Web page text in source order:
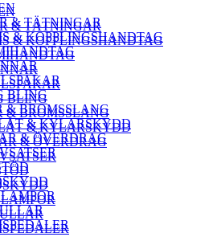
& TÄTNINGAR
& KOPPLINGSHANDTAG
BLING
& BROMSSLANG
& KYLARSKYDD
& ÖVERDRAG
& TÄTNINGAR
& KOPPLINGSHANDTAG
BLING
& BROMSSLANG
& KYLARSKYDD
& ÖVERDRAG